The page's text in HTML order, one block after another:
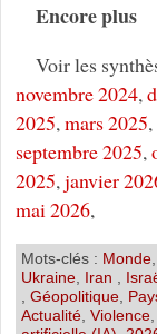
Encore plus
Voir les
novembre 2024,
2025,mars 2025,
septembre 2025,
2025,janvier
mai 2026,
Mots-clés : Monde,
Ukraine, Iran
Géopolitique,
Actualité, Violence,